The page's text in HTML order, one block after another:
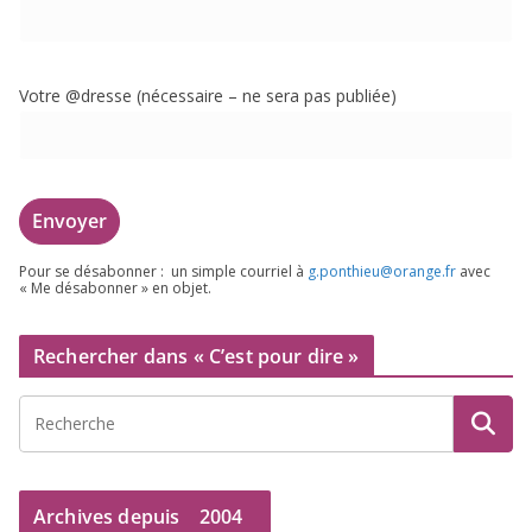
Votre @dresse (néces­saire – ne sera pas publiée)
Pour se désa­bon­ner : un simple cour­riel à g.​ponthieu@​orange.​fr avec
« Me désa­bon­ner » en objet.
Rechercher dans « C’est pour dire »
Archives depuis 2004